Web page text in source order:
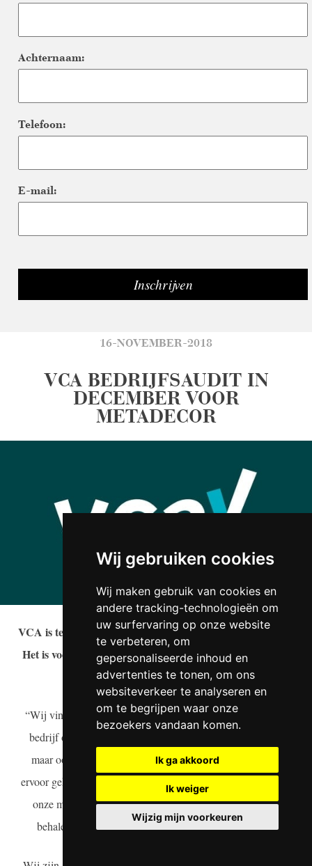
Wij gebruiken cookies
Wij maken gebruik van cookies en
andere tracking-technologieën om
uw surfervaring op onze website
te verbeteren, om
gepersonaliseerde inhoud en
advertenties te tonen, om ons
websiteverkeer te analyseren en
om te begrijpen waar onze
bezoekers vandaan komen.
Ik ga akkoord
Ik weiger
Wijzig mijn voorkeuren
Achternaam:
Telefoon:
E-mail:
16-NOVEMBER-2018
VCA BEDRIJFSAUDIT IN
DECEMBER VOOR
METADECOR
VCA is tegenwoordig niet meer weg te denken op de bouw.
Het is voor veel opdrachtgevers een eis waar je als bedrijf
aan moet voldoen.
“Wij vinden veilig en gezond werken belangrijk binnen ons
bedrijf om goed te kunnen zorgen voor ons medewerkers,
maar ook voor onze opdrachtgevers. Daarom hebben wij
ervoor gekozen om naast de individuele VCA-certificaten van
onze medewerkers, nu ook het bedrijfscertificaat te gaan
behalen”, aldus Wilco Pelgröm Operationeel manager.